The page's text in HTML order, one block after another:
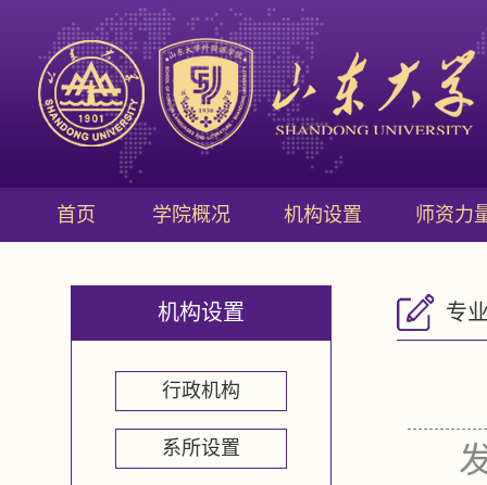
首页 学院概况 机构设置 师资力
机构设置
行政机构
系所设置
专